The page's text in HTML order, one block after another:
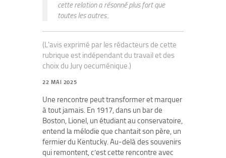
cette relation a résonné plus fort que
toutes les autres..
(L'avis exprimé par les rédacteurs de cette
rubrique est indépendant du travail et des
choix du Jury oecuménique.)
22 MAI 2025
Une rencontre peut transformer et marquer
à tout jamais. En 1917, dans un bar de
Boston, Lionel, un étudiant au conservatoire,
entend la mélodie que chantait son père, un
fermier du Kentucky. Au-delà des souvenirs
qui remontent, c’est cette rencontre avec